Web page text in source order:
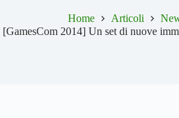
Home Articoli
[GamesCom 2014] Un set di nuove